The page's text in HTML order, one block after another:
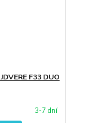
F33 DUO
3-7 dní